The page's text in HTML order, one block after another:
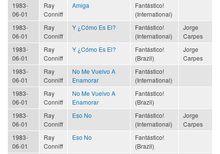
1983-
06-01
Ray
Conniff
Amiga
Fantástico!
(International)
1983-
06-01
Ray
Conniff
Y ¿Cómo Es El?
Fantástico!
(International)
Jorge
Carpes
1983-
06-01
Ray
Conniff
Y ¿Cómo Es El?
Fantástico!
(Brazil)
Jorge
Carpes
1983-
06-01
Ray
Conniff
No Me Vuelvo A
Enamorar
Fantástico!
(International)
1983-
06-01
Ray
Conniff
No Me Vuelvo A
Enamorar
Fantástico!
(Brazil)
1983-
06-01
Ray
Conniff
Eso No
Fantástico!
(International)
Jorge
Carpes
1983-
06-01
Ray
Conniff
Eso No
Fantástico!
(Brazil)